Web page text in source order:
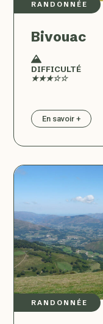
RANDONNÉE
Bivouac
DIFFICULTÉ
★★★☆☆
En savoir +
RANDONNÉE